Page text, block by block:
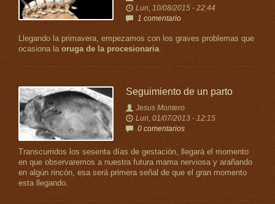
Lun, 10/08/2015 - 22:44
1 comentario
Llegando la primavera, empezamos con los graves problemas que
ocasiona la oruga de la procesionaria.
Seguimiento de un parto
Jesus Montero
Lun, 01/07/2013 - 12:15
0 comentarios
Transcurridos los sesenta días de gestación, llegará el momento
en que observaremos a nuestra futura mama nerviosa y arañando
en algún rincón, esa será primera señal de que el gran momento
esta llegando.